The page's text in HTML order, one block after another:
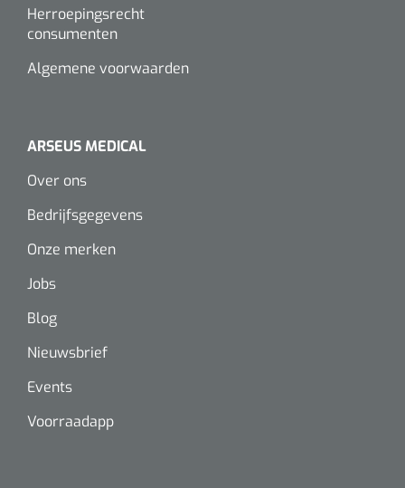
Herroepingsrecht
consumenten
Algemene voorwaarden
ARSEUS MEDICAL
Over ons
Bedrijfsgegevens
Onze merken
Jobs
Blog
Nieuwsbrief
Events
Voorraadapp